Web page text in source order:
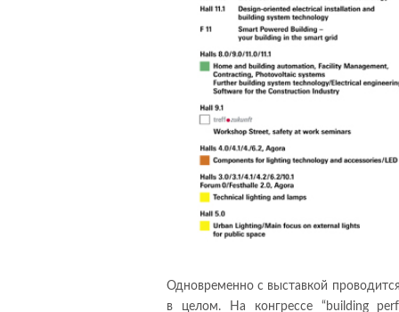
Одновременно с выставкой
в целом. На конгрессе “building